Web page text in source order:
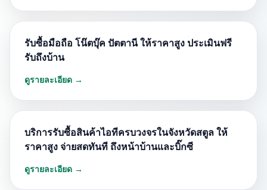
รับซื้อมือถือ โน๊ตบุ๊ค ปัตตานี ให้ราคาสูง ประเมินฟรี
รับถึงบ้าน
ดูรายละเอียด →
บริการรับซื้อสินค้าไอทีครบวงจรในจังหวัดสตูล ให้
ราคาสูง จ่ายสดทันที ถึงหน้าบ้านและบิ๊กซี
ดูรายละเอียด →